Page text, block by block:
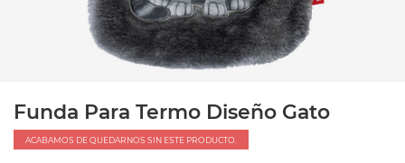
Funda Para Termo Diseño Gato
ACABAMOS DE QUEDARNOS SIN ESTE PRODUCTO.